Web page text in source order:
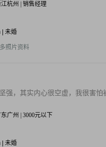
江杭州 | 销售经理
| 未婚
照片资料
强，其实内心很空虚，我很害
广州 | 3000元以下
| 未婚